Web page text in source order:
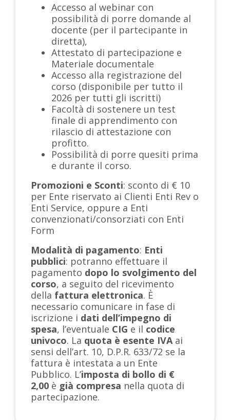
Accesso al webinar con
possibilità di porre domande al
docente (per il partecipante in
diretta),
Attestato di partecipazione e
Materiale documentale
Accesso alla registrazione del
corso (disponibile per tutto il
2026 per tutti gli iscritti)
Facoltà di sostenere un test
finale di apprendimento con
rilascio di attestazione con
profitto.
Possibilità di porre quesiti prima
e durante il corso.
Promozioni e Sconti: sconto di € 10
per Ente riservato ai Clienti Enti Rev o
Enti Service, oppure a Enti
convenzionati/consorziati con Enti
Form
Modalità di pagamento: Enti
pubblici: potranno effettuare il
pagamento dopo lo svolgimento del
corso, a seguito del ricevimento
della fattura elettronica. È
necessario comunicare in fase di
iscrizione i dati dell’impegno di
spesa, l’eventuale CIG e il codice
univoco. La quota è esente IVA ai
sensi dell’art. 10, D.P.R. 633/72 se la
fattura è intestata a un Ente
Pubblico. L’imposta di bollo di €
2,00 è già compresa nella quota di
partecipazione.